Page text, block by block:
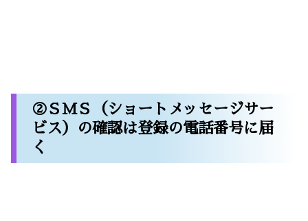
②ＳＭＳ（ショートメッセージサー
ビス）の確認は登録の電話番号に届
く